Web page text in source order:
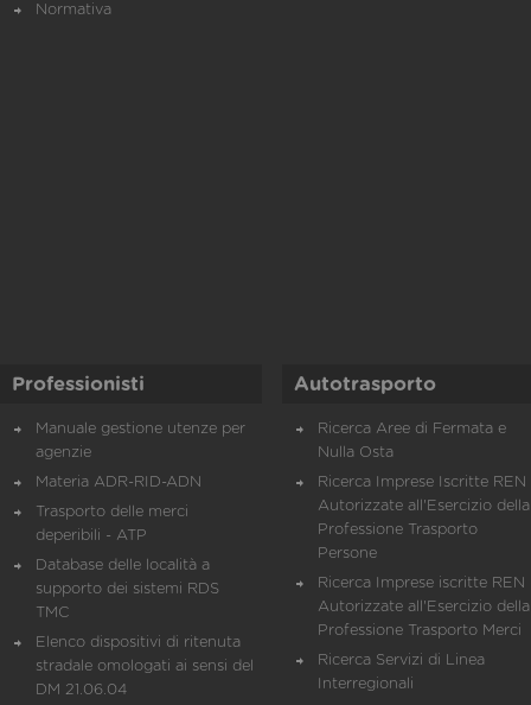
Normativa
Professionisti
Manuale gestione utenze per
agenzie
Materia ADR-RID-ADN
Trasporto delle merci
deperibili - ATP
Database delle località a
supporto dei sistemi RDS
TMC
Elenco dispositivi di ritenuta
stradale omologati ai sensi del
DM 21.06.04
Autotrasporto
Ricerca Aree di Fermata e
Nulla Osta
Ricerca Imprese Iscritte REN
Autorizzate all'Esercizio della
Professione Trasporto
Persone
Ricerca Imprese iscritte REN
Autorizzate all'Esercizio della
Professione Trasporto Merci
Ricerca Servizi di Linea
Interregionali